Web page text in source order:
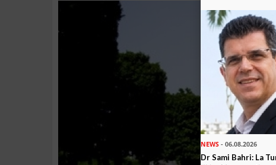
NEWS - 06.08.2026
Dr Sami Bahri: La